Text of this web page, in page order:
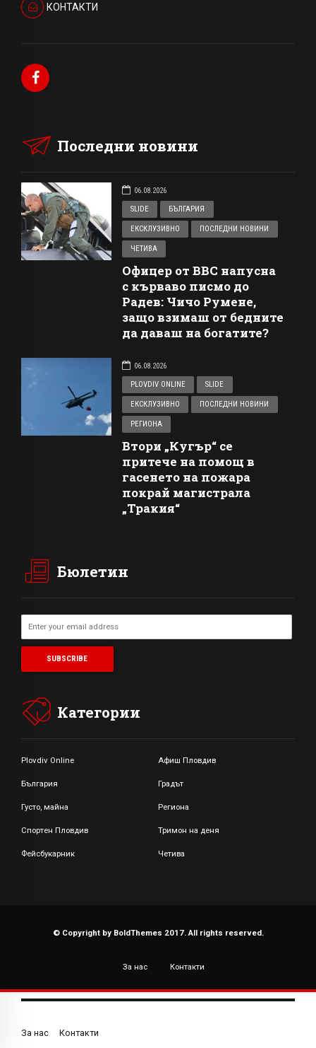
КОНТАКТИ
Последни новини
06.08.2026
SLIDE
БЪЛГАРИЯ
ЕКСКЛУЗИВНО ПОСЛЕДНИ НОВИНИ
ЧЕТИВА
Офицер от ВВС напусна
с кърваво писмо до
Радев: Чичо Румене,
защо взимаш от бедните
да даваш на богатите?
06.08.2026
PLOVDIV ONLINE
SLIDE
ЕКСКЛУЗИВНО ПОСЛЕДНИ НОВИНИ
РЕГИОНА
Втори „Кугър“ се
притече на помощ в
гасенето на пожара
покрай магистрала
„Тракия“
Бюлетин
Категории
Plovdiv Online Афиш Пловдив
България Градът
Густо, майна Региона
Спортен Пловдив Тримон на деня
Фейсбукарник Четива
© Copyright by BoldThemes 2017. All rights reserved.
За нас Контакти
За нас Контакти